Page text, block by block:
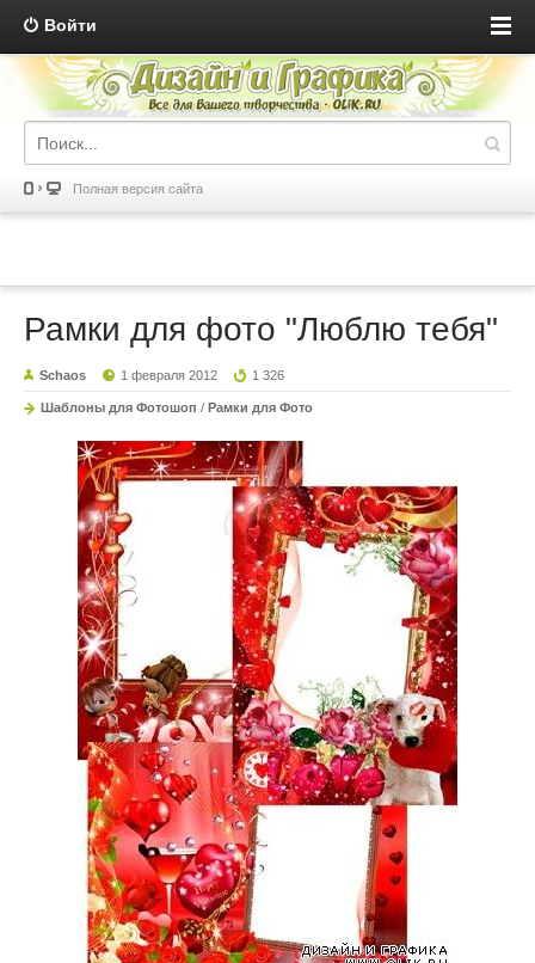
Войти
Полная версия сайта
Рамки для фото "Люблю тебя"
Schaos 1 февраля 2012 1 326
Шаблоны для Фотошоп / Рамки для Фото